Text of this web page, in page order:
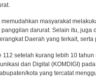
masyarakat
darurat. Selain itu, juga
Daerah yang terkait,
setelah kurang lebih 10
dan Digital (KOMDIGI)
kota yang tercatat